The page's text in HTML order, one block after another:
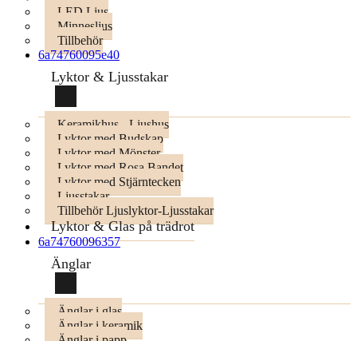
LED Ljus
Minnesljus
Tillbehör
6a74760095e40
Lyktor & Ljusstakar
Keramikhus - Ljushus
Lyktor med Budskap
Lyktor med Mönster
Lyktor med Rosa Bandet
Lyktor med Stjärntecken
Ljusstakar
Tillbehör Ljuslyktor-Ljusstakar
Lyktor & Glas på trädrot
6a74760096357
Änglar
Änglar i glas
Änglar i keramik